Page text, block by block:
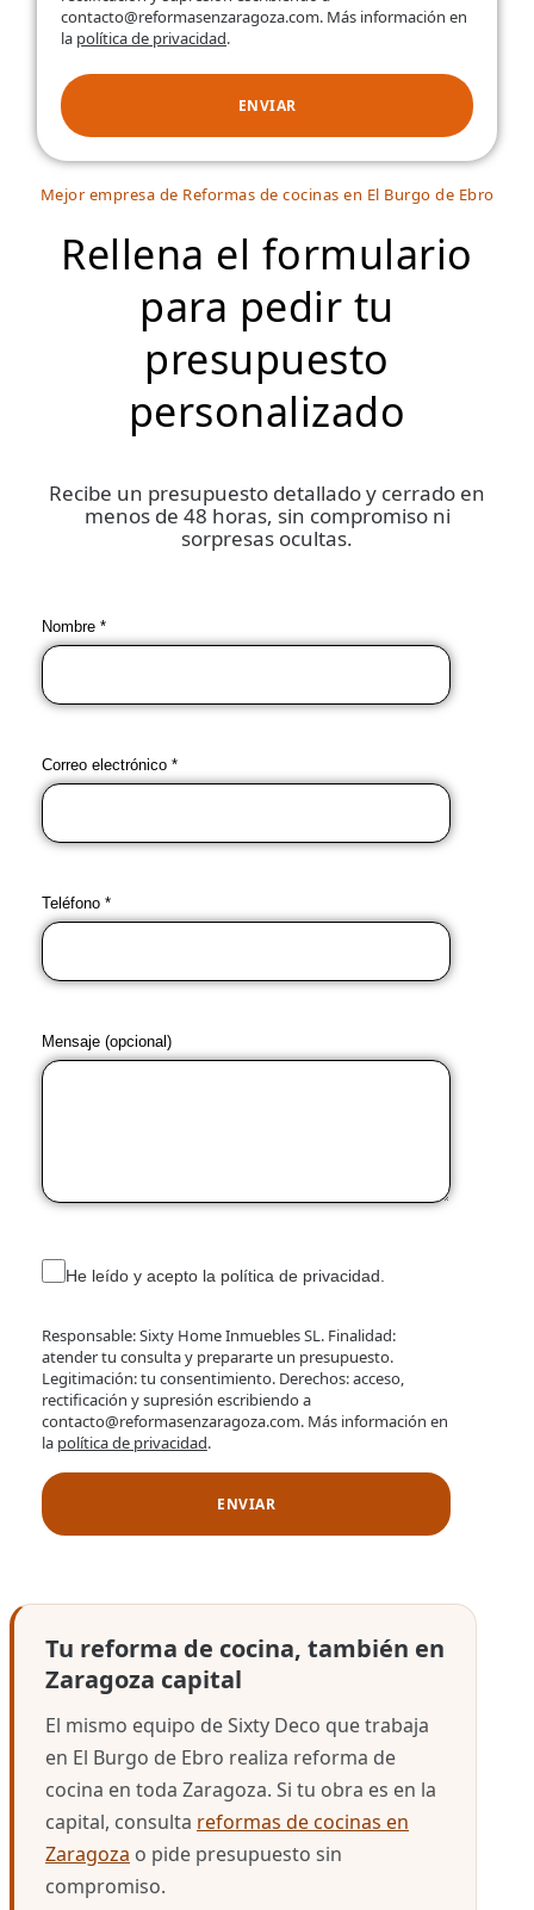
contacto@reformasenzaragoza.com. Más información en
la política de privacidad.
ENVIAR
Mejor empresa de Reformas de cocinas en El Burgo de Ebro
Rellena el formulario
para pedir tu
presupuesto
personalizado
Recibe un presupuesto detallado y cerrado en
menos de 48 horas, sin compromiso ni
sorpresas ocultas.
Nombre *
Correo electrónico *
Teléfono *
Mensaje (opcional)
He leído y acepto la política de privacidad.
Responsable: Sixty Home Inmuebles SL. Finalidad:
atender tu consulta y prepararte un presupuesto.
Legitimación: tu consentimiento. Derechos: acceso,
rectificación y supresión escribiendo a
contacto@reformasenzaragoza.com. Más información en
la política de privacidad.
Tu reforma de cocina, también en
Zaragoza capital
El mismo equipo de Sixty Deco que trabaja
en El Burgo de Ebro realiza reforma de
cocina en toda Zaragoza. Si tu obra es en la
capital, consulta reformas de cocinas en
Zaragoza o pide presupuesto sin
compromiso.